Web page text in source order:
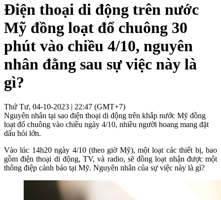
Điện thoại di động trên nước
Mỹ đồng loạt đổ chuông 30
phút vào chiều 4/10, nguyên
nhân đằng sau sự việc này là
gì?
Thứ Tư, 04-10-2023 | 22:47 (GMT+7)
Nguyên nhân tại sao điện thoại di động trên khắp nước Mỹ đồng
loạt đổ chuông vào chiều ngày 4/10, nhiều người hoang mang đặt
dấu hỏi lớn.
Vào lúc 14h20 ngày 4/10 (theo giờ Mỹ), một loạt các thiết bị, bao
gồm điện thoại di động, TV, và radio, sẽ đồng loạt nhận được một
thông điệp cảnh báo tại Mỹ. Nguyên nhân của sự việc này là gì?